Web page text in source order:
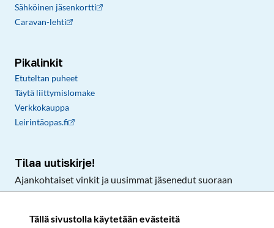
Tällä sivustolla käytetään evästeitä
Sähköinen jäsenkortti
Caravan-lehti
Pikalinkit
Etuteltan puheet
Täytä liittymislomake
Verkkokauppa
Leirintäopas.fi
Tilaa uutiskirje!
Ajankohtaiset vinkit ja uusimmat jäsenedut suoraan